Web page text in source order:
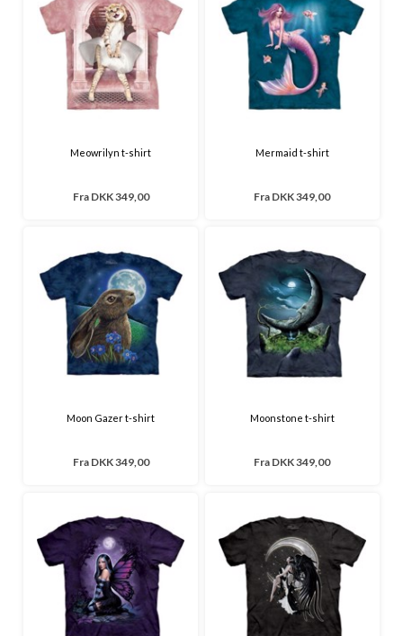
Meowrilyn t-shirt
Fra DKK 349,00
Mermaid t-shirt
Fra DKK 349,00
Moon Gazer t-shirt
Fra DKK 349,00
Moonstone t-shirt
Fra DKK 349,00